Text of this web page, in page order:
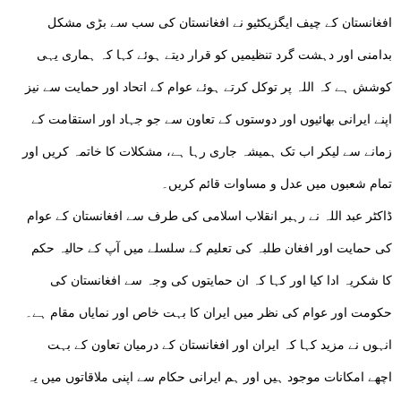
افغانستان کے چیف ایگزیکٹیو نے افغانستان کی سب سے بڑی مشکل
بدامنی اور دہشت گرد تنظیمیں کو قرار دیتے ہوئے کہا کہ ہماری یہی
کوشش ہے کہ اللہ پر توکل کرتے ہوئے عوام کے اتحاد اور حمایت سے نیز
اپنے ایرانی بھائیوں اور دوستوں کے تعاون سے جو جہاد اور استقامت کے
زمانے سے لیکر اب تک ہمیشہ جاری رہا ہے، مشکلات کا خاتمہ کریں اور
تمام شعبوں میں عدل و مساوات قائم کریں۔
ڈاکٹر عبد اللہ نے رہبر انقلاب اسلامی کی طرف سے افغانستان کے عوام
کی حمایت اور افغان طلبہ کی تعلیم کے سلسلے میں آپ کے حالیہ حکم
کا شکریہ ادا کیا اور کہا کہ ان حمایتوں کی وجہ سے افغانستان کی
حکومت اور عوام کی نظر میں ایران کا بہت خاص اور نمایاں مقام ہے۔
انہوں نے مزید کہا کہ ایران اور افغانستان کے درمیان تعاون کے بہت
اچھے امکانات موجود ہیں اور ہم ایرانی حکام سے اپنی ملاقاتوں میں یہ